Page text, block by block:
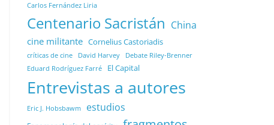
Carlos Fernández Liria
Centenario Sacristán China
cine militante Cornelius Castoriadis
críticas de cine David Harvey Debate Riley-Brenner
Eduard Rodríguez Farré El Capital
Entrevistas a autores
Eric J. Hobsbawm estudios